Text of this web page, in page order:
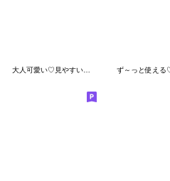
大人可愛い♡見やすいデカ文字♡パグちゃん